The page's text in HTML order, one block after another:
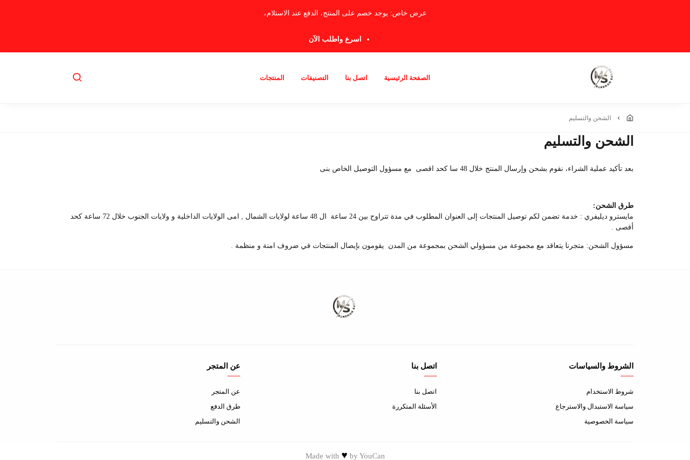
عرض خاص: يوجد خصم على المنتج، الدفع عند الاستلام،
اسرع واطلب الآن
الصفحة الرئيسية اتصل بنا التصنيفات المنتجات
الشحن والتسليم
الشحن والتسليم
بعد تأكيد عملية الشراء، نقوم بشحن وإرسال المنتج خلال 48 سا كحد اقصى مع مسؤول التوصيل الخاص بنى
طرق الشحن:
مايسترو ديليفري : خدمة تضمن لكم توصيل المنتجات إلى العنوان المطلوب في مدة تتراوح بين 24 ساعة ال 48 ساعة لولايات الشمال , امى الولايات الداخلية و ولايات الجنوب خلال 72 ساعة كحد
أقصى .
مسؤول الشحن: متجرنا يتعاقد مع مجموعة من مسؤولي الشحن بمجموعة من المدن يقومون بإيصال المنتجات في ضروف امنة و منظمة .
الشروط والسياسات
شروط الاستخدام
سياسة الاستبدال والاسترجاع
سياسة الخصوصية
اتصل بنا
اتصل بنا
الأسئلة المتكررة
عن المتجر
عن المتجر
طرق الدفع
الشحن والتسليم
Made with ♥ by YouCan